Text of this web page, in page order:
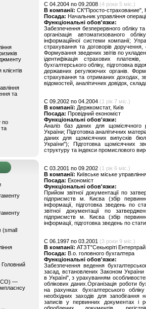
та
по
та
(small
—
C 04.2004 по 09.2008 (4 роки 5 міс.)
В компанії: СК"Просто-страхование",
Посада: Начальник управління
Функціональні обов'язки:
Забезпечення безперервного обліку
організація автоматизованого
інформаційної системи компанії;
страхування та договорів доручення,
Формування зведених звітів по
ідентифікація страхових
бухгалтерського обліку, підготовка
державних регулюючих органів.
страхування та отриманих доходах,
відомостей, аналітичних довідок,
C 09.2002 по 04.2004 (1 рік 7 міс.)
В компанії: Держкомстат, Київ
Посада: Провiдний економiст
Функціональні обов'язки:
Аналіз баз даних для щомісячного
України; Підготовка аналітичних
даних для щомісячних випусків
України"); Підготовка щомісячних
структуру та індекси промислового
C 03.2001 по 09.2002 (1 рік 6 міс.)
В компанії: Київське міське
Посада: Економiст
Функціональні обов'язки:
Прийом звітної документації по
підприємств м. Києва (збір
інформації, підготовка зведень по
звітної документації по
підприємств м. Києва (збір
інформації, підготовка зведень по
C 06.1997 по 03.2001 (3 роки 9 міс.)
В компанії: АТЗТ"Секьюрiтi
Посада: В.о. головного бухгалтера
Функціональні обов'язки:
Забезпечення ведення
засад, встановлених Законом України
в Україні", з урахуванням
облікових даних.Організацiя роботи
на рахунках бухгалтерського
необхідних заходів для
записів у первинних документах і